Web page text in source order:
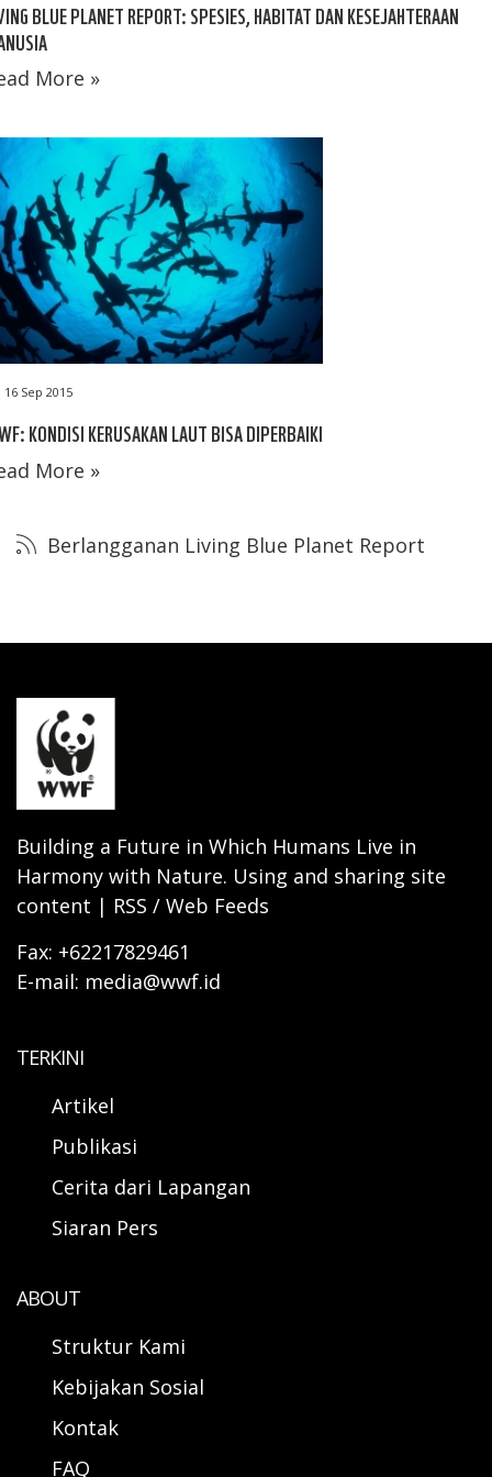
BLUE PLANET REPORT: SPESIES, HABITAT DAN KESEJAHTERAAN
More »
16 Sep 2015
KONDISI KERUSAKAN LAUT BISA DIPERBAIKI
More »
Berlangganan Living Blue Planet Report
Building a Future in Which Humans Live in
Harmony with Nature. Using and sharing site
content | RSS / Web Feeds
Fax: +62217829461
E-mail: media@wwf.id
TERKINI
Artikel
Publikasi
Cerita dari Lapangan
Siaran Pers
ABOUT
Struktur Kami
Kebijakan Sosial
Kontak
FAQ